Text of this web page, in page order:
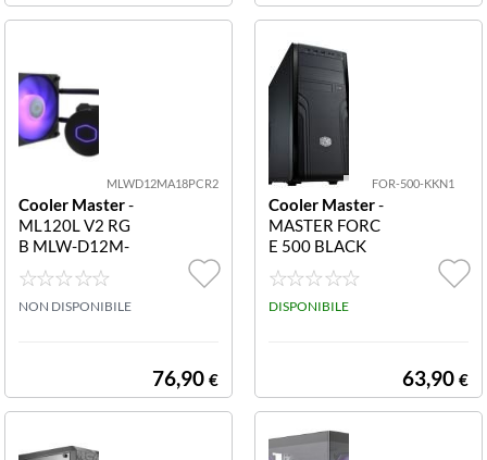
MLWD12MA18PCR2
Cooler Master-
ML120L V2 RG
B MLW-D12M-
A18PC-R2 ML1
20L V2 RGB
NON DISPONIBILE
76,90 €
FOR-500-KKN1
Cooler Master-
MASTER FORC
E 500 BLACK
DISPONIBILE
63,90 €